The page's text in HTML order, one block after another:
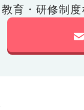
教育・研修制度